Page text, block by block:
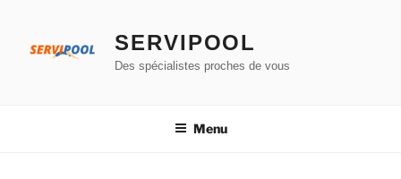
contenu
SERVIPOOL
Des spécialistes proches de vous
Menu